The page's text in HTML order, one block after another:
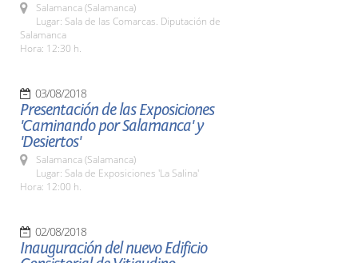
Salamanca (Salamanca)
Lugar: Sala de las Comarcas. Diputación de
Salamanca
Hora: 12:30 h.
03/08/2018
Presentación de las Exposiciones
'Caminando por Salamanca' y
'Desiertos'
Salamanca (Salamanca)
Lugar: Sala de Exposiciones 'La Salina'
Hora: 12:00 h.
02/08/2018
Inauguración del nuevo Edificio